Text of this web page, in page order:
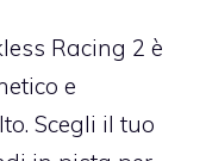
Racing 2 è
e
Scegli il tuo